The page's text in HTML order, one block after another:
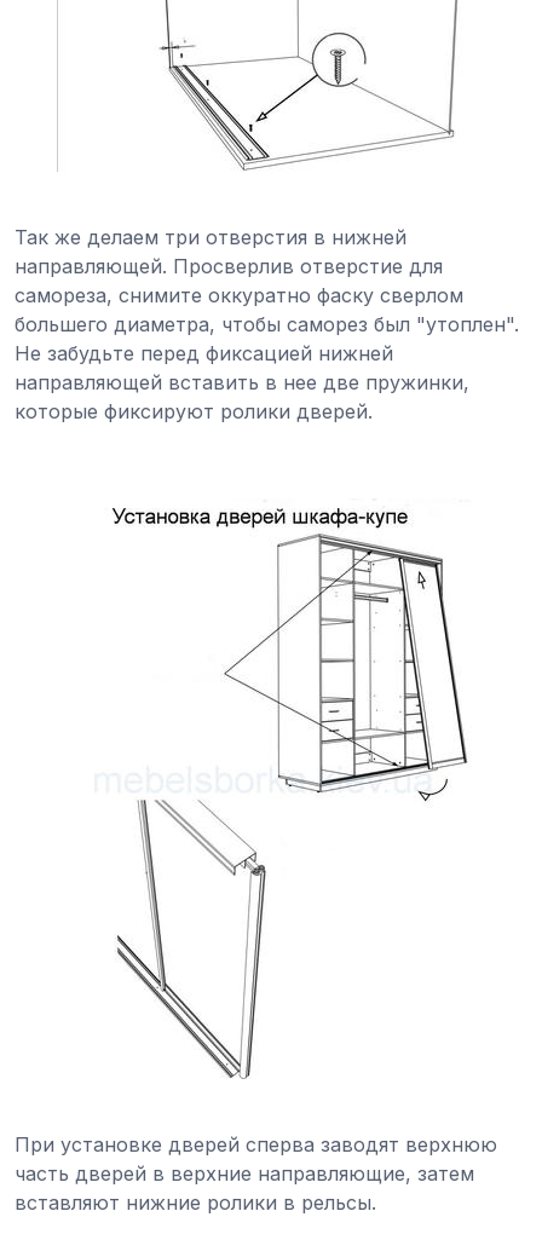
Так же делаем три отверстия в нижней
направляющей. Просверлив отверстие для
самореза, снимите оккуратно фаску сверлом
большего диаметра, чтобы саморез был "утоплен".
Не забудьте перед фиксацией нижней
направляющей вставить в нее две пружинки,
которые фиксируют ролики дверей.
При установке дверей сперва заводят верхнюю
часть дверей в верхние направляющие, затем
вставляют нижние ролики в рельсы.